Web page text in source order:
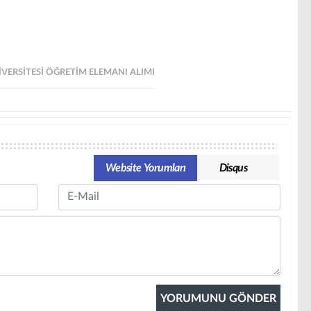
ÖĞRETIM ELEMANI ALIMI
Website Yorumları Disqus
Email